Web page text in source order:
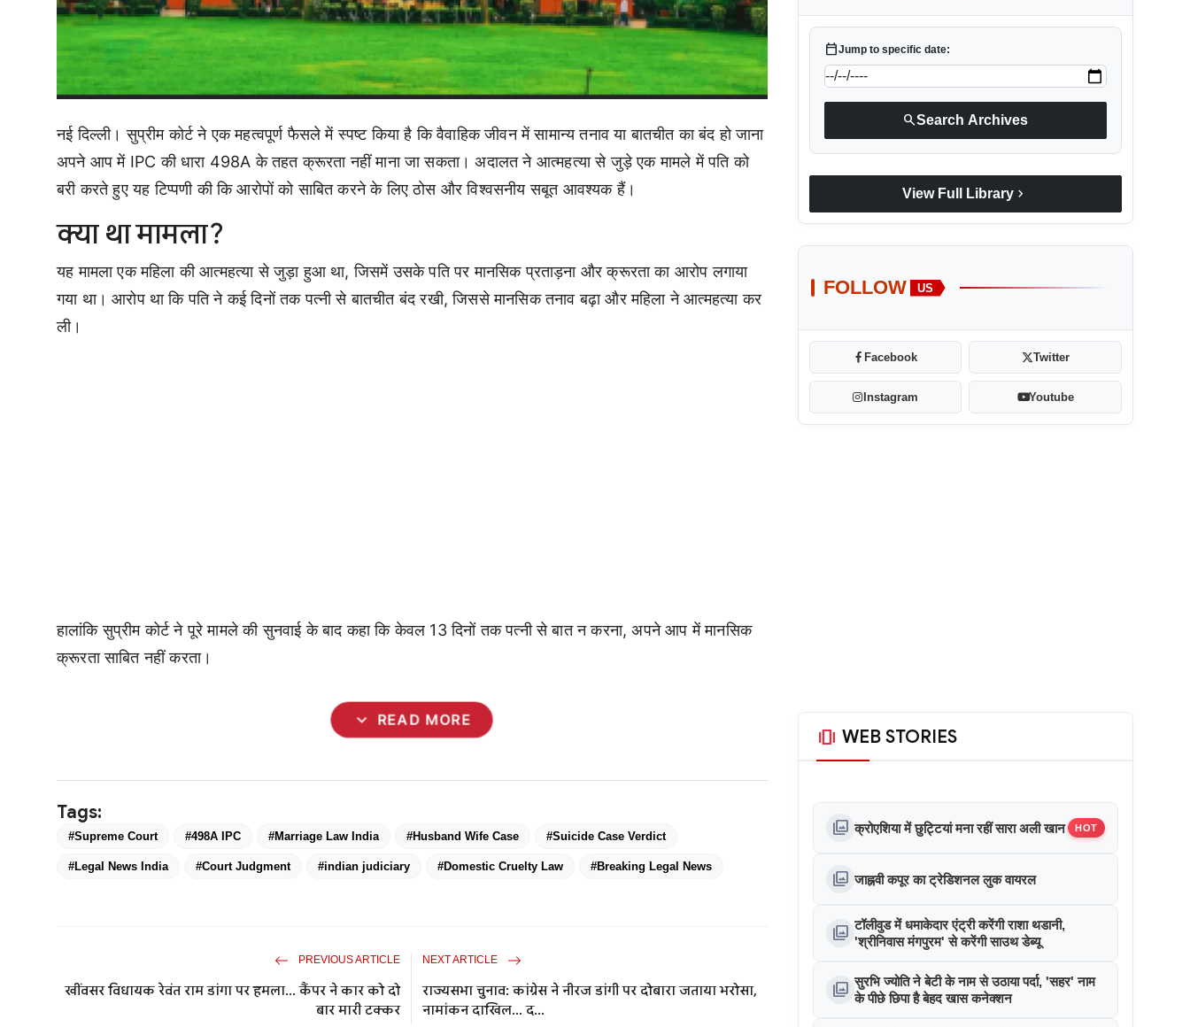
नई दिल्ली। सुप्रीम कोर्ट ने एक महत्वपूर्ण फैसले में स्पष्ट किया है कि वैवाहिक जीवन में सामान्य तनाव या बातचीत का बंद हो जाना
अपने आप में IPC की धारा 498A के तहत क्रूरता नहीं माना जा सकता। अदालत ने आत्महत्या से जुड़े एक मामले में पति को
बरी करते हुए यह टिप्पणी की कि आरोपों को साबित करने के लिए ठोस और विश्वसनीय सबूत आवश्यक हैं।
क्या था मामला?
यह मामला एक महिला की आत्महत्या से जुड़ा हुआ था, जिसमें उसके पति पर मानसिक प्रताड़ना और क्रूरता का आरोप लगाया
गया था। आरोप था कि पति ने कई दिनों तक पत्नी से बातचीत बंद रखी, जिससे मानसिक तनाव बढ़ा और महिला ने आत्महत्या कर
ली।
हालांकि सुप्रीम कोर्ट ने पूरे मामले की सुनवाई के बाद कहा कि केवल 13 दिनों तक पत्नी से बात न करना, अपने आप में मानसिक
क्रूरता साबित नहीं करता।
expand_more READ MORE
Tags:
#Supreme Court #498A IPC #Marriage Law India #Husband Wife Case #Suicide Case Verdict
#Legal News India #Court Judgment #indian judiciary #Domestic Cruelty Law #Breaking Legal News
PREVIOUS ARTICLE
खींवसर विधायक रेवंत राम डांगा पर हमला... कैंपर ने कार को दो
बार मारी टक्कर
NEXT ARTICLE
राज्यसभा चुनाव: कांग्रेस ने नीरज डांगी पर दोबारा जताया भरोसा,
नामांकन दाखिल... द...
calendar_todayJump to specific date:
searchSearch Archives
View Full Library chevron_right
FOLLOW US
Facebook Twitter
Instagram Youtube
amp_stories WEB STORIES
photo_library क्रोएशिया में छुट्टियां मना रहीं सारा अली खान HOT
photo_library जाह्नवी कपूर का ट्रेडिशनल लुक वायरल
photo_library टॉलीवुड में धमाकेदार एंट्री करेंगी राशा थडानी,
'श्रीनिवास मंगपुरम' से करेंगी साउथ डेब्यू
photo_library सुरभि ज्योति ने बेटी के नाम से उठाया पर्दा, 'सहर' नाम
के पीछे छिपा है बेहद खास कनेक्शन